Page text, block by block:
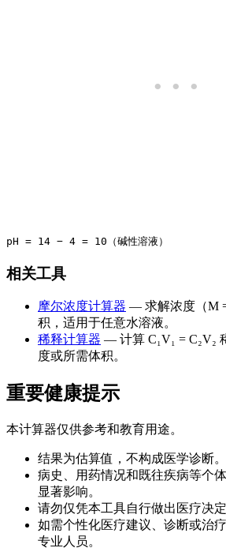
相关工具
摩尔浓度计算器 — 求解浓度（M
积，适用于任意水溶液。
稀释计算器 — 计算 C₁V₁ = C₂V₂
度或所需体积。
重要健康提示
本计算器仅供参考和教育用途。
结果为估算值，不构成医学诊断。
病史、用药情况和既往疾病等个
显著影响。
请勿仅凭本工具自行做出医疗决定
如需个性化医疗建议、诊断或治
专业人员。